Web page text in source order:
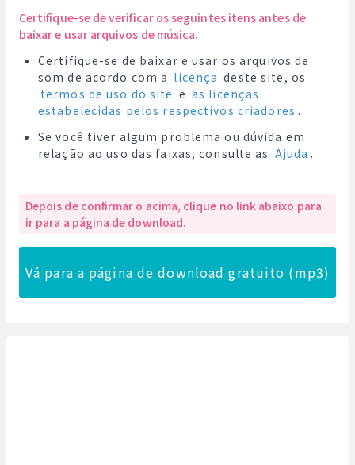
Certifique-se de verificar os seguintes itens antes de
baixar e usar arquivos de música.
Certifique-se de baixar e usar os arquivos de
som de acordo com a licença deste site, os
termos de uso do site e as licenças
estabelecidas pelos respectivos criadores .
Se você tiver algum problema ou dúvida em
relação ao uso das faixas, consulte as Ajuda .
Depois de confirmar o acima, clique no link abaixo para
ir para a página de download.
Vá para a página de download gratuito (mp3)